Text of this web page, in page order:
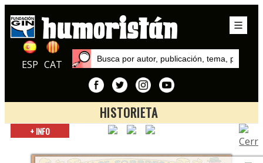
ESP CAT
HISTORIETA
Inicio
TBO: Cien años de historia
+ INFO